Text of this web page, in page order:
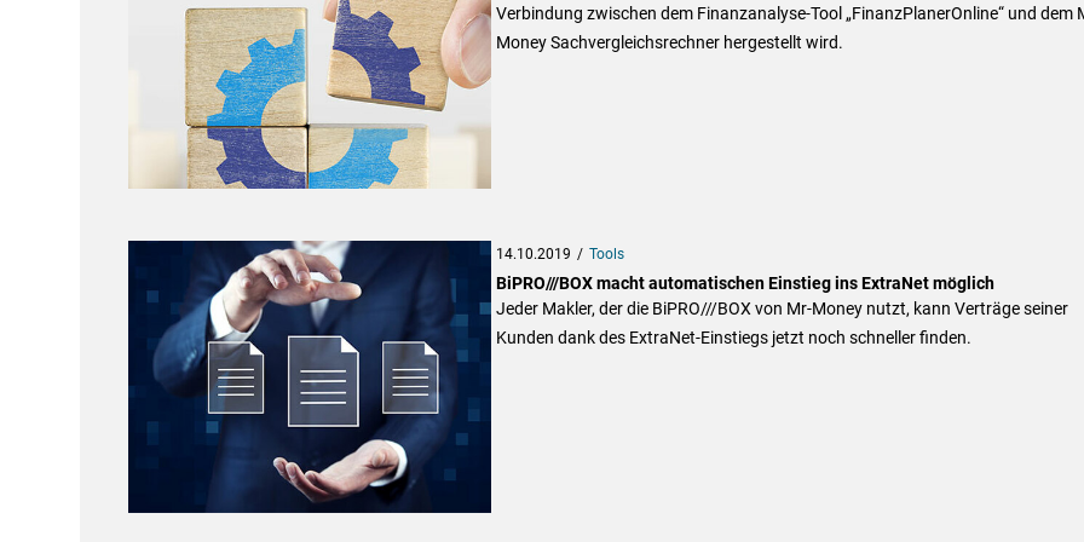
Verbindung zwischen dem Finanzanalyse-Tool „FinanzPlanerOnline“ und dem
Money Sachvergleichsrechner hergestellt wird.
14.10.2019 Tools
BiPRO///BOX macht automatischen Einstieg ins ExtraNet möglich
Jeder Makler, der die BiPRO///BOX von Mr-Money nutzt, kann Verträge seiner
Kunden dank des ExtraNet-Einstiegs jetzt noch schneller finden.